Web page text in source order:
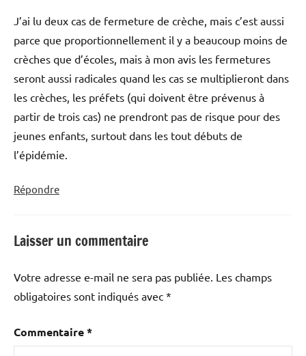
J’ai lu deux cas de fermeture de crèche, mais c’est aussi
parce que proportionnellement il y a beaucoup moins de
crèches que d’écoles, mais à mon avis les fermetures
seront aussi radicales quand les cas se multiplieront dans
les crèches, les préfets (qui doivent être prévenus à
partir de trois cas) ne prendront pas de risque pour des
jeunes enfants, surtout dans les tout débuts de
l’épidémie.
Répondre
Laisser un commentaire
Votre adresse e-mail ne sera pas publiée. Les champs
obligatoires sont indiqués avec *
Commentaire*